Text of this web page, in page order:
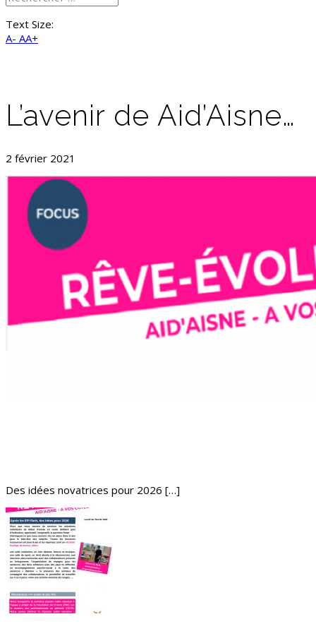
Text Size:
A- AA+
L’avenir de Aid’Aisne…
2 février 2021
Des idées novatrices pour 2026 […]